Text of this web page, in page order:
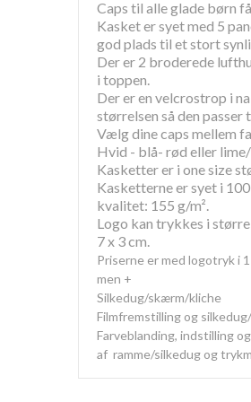
Caps til alle glade børn
Kasket er syet med 5
god plads til et stort
Der er 2 broderede
i toppen.
Der er en velcrostrop i
størrelsen så den passer
Vælg dine caps mellem
Hvid - blå- rød eller
Kasketter er i one size
Kasketterne er syet i
kvalitet: 155 g/m².
Logo kan trykkes i
7 x 3 cm.
Priserne er med logotryk i
men +
Silkedug/skærm/
Filmfremstilling og
Farveblanding, indstilling
af ramme/silkedug og